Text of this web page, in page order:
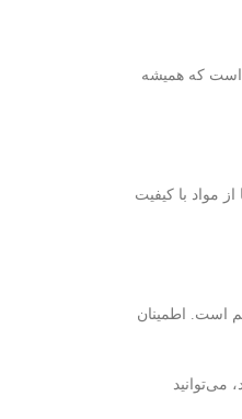
است که همیشه
مواد با کیفیت
است. اطمینان
می‌توانید